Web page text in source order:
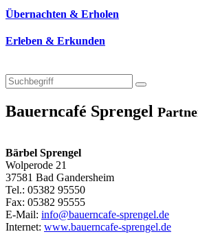
Übernachten & Erholen
Erleben & Erkunden
Bauerncafé Sprengel
Bärbel Sprengel
Wolperode 21
37581 Bad Gandersheim
Tel.: 05382 95550
Fax: 05382 95555
E-Mail: info@bauerncafe-sprengel.de
Internet: www.bauerncafe-sprengel.de